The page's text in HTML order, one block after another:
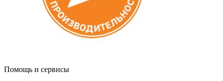
Помощь и сервисы